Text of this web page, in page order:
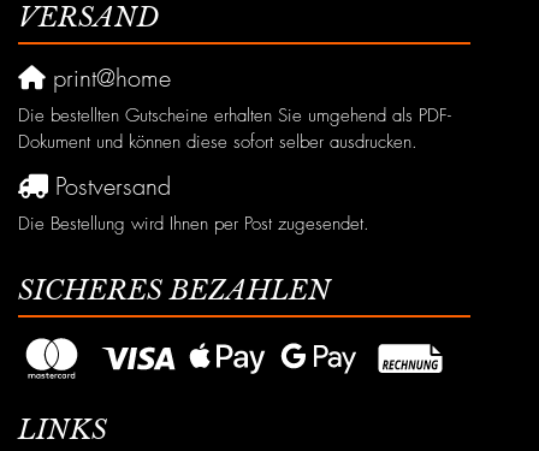
VERSAND
print@home
Die bestellten Gutscheine erhalten Sie umgehend als PDF-
Dokument und können diese sofort selber ausdrucken.
Postversand
Die Bestellung wird Ihnen per Post zugesendet.
SICHERES BEZAHLEN
LINKS